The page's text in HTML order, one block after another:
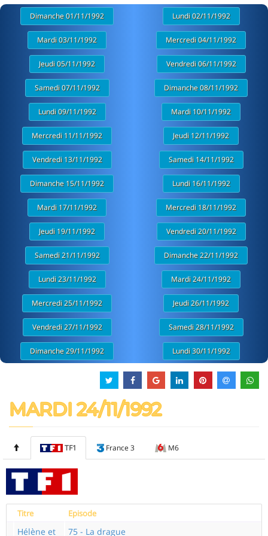
Dimanche 01/11/1992 Lundi 02/11/1992
Mardi 03/11/1992 Mercredi 04/11/1992
Jeudi 05/11/1992 Vendredi 06/11/1992
Samedi 07/11/1992 Dimanche 08/11/1992
Lundi 09/11/1992 Mardi 10/11/1992
Mercredi 11/11/1992 Jeudi 12/11/1992
Vendredi 13/11/1992 Samedi 14/11/1992
Dimanche 15/11/1992 Lundi 16/11/1992
Mardi 17/11/1992 Mercredi 18/11/1992
Jeudi 19/11/1992 Vendredi 20/11/1992
Samedi 21/11/1992 Dimanche 22/11/1992
Lundi 23/11/1992 Mardi 24/11/1992
Mercredi 25/11/1992 Jeudi 26/11/1992
Vendredi 27/11/1992 Samedi 28/11/1992
Dimanche 29/11/1992 Lundi 30/11/1992
MARDI 24/11/1992
TF1 France 3 M6
Titre Episode
Hélène et 75 - La drague